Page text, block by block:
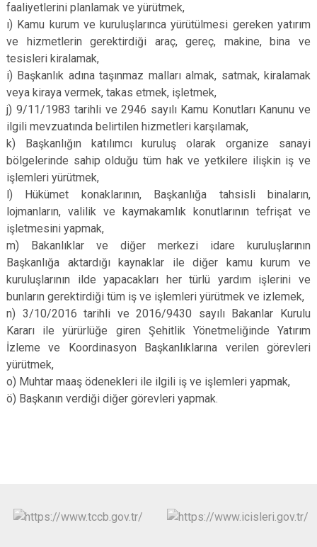
faaliyetlerini planlamak ve yürütmek,
ı) Kamu kurum ve kuruluşlarınca yürütülmesi gereken yatırım
ve hizmetlerin gerektirdiği araç, gereç, makine, bina ve
tesisleri kiralamak,
i) Başkanlık adına taşınmaz malları almak, satmak, kiralamak
veya kiraya vermek, takas etmek, işletmek,
j) 9/11/1983 tarihli ve 2946 sayılı Kamu Konutları Kanunu ve
ilgili mevzuatında belirtilen hizmetleri karşılamak,
k) Başkanlığın katılımcı kuruluş olarak organize sanayi
bölgelerinde sahip olduğu tüm hak ve yetkilere ilişkin iş ve
işlemleri yürütmek,
l) Hükümet konaklarının, Başkanlığa tahsisli binaların,
lojmanların, valilik ve kaymakamlık konutlarının tefrişat ve
işletmesini yapmak,
m) Bakanlıklar ve diğer merkezi idare kuruluşlarının
Başkanlığa aktardığı kaynaklar ile diğer kamu kurum ve
kuruluşlarının ilde yapacakları her türlü yardım işlerini ve
bunların gerektirdiği tüm iş ve işlemleri yürütmek ve izlemek,
n) 3/10/2016 tarihli ve 2016/9430 sayılı Bakanlar Kurulu
Kararı ile yürürlüğe giren Şehitlik Yönetmeliğinde Yatırım
İzleme ve Koordinasyon Başkanlıklarına verilen görevleri
yürütmek,
o) Muhtar maaş ödenekleri ile ilgili iş ve işlemleri yapmak,
ö) Başkanın verdiği diğer görevleri yapmak.